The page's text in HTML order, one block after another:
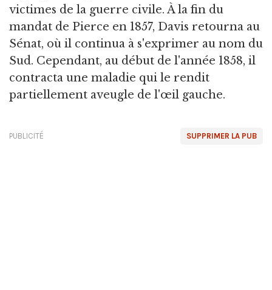
victimes de la guerre civile. À la fin du
mandat de Pierce en 1857, Davis retourna au
Sénat, où il continua à s'exprimer au nom du
Sud. Cependant, au début de l'année 1858, il
contracta une maladie qui le rendit
partiellement aveugle de l'œil gauche.
SUPPRIMER LA PUB
PUBLICITÉ